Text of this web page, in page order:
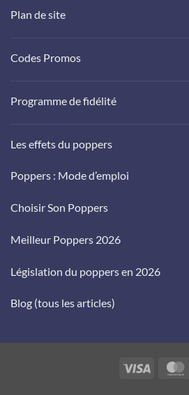
Plan de site
Codes Promos
Programme de fidélité
Les effets du poppers
Poppers : Mode d’emploi
Choisir Son Poppers
Meilleur Poppers 2026
Législation du poppers en 2026
Blog (tous les articles)
Visa